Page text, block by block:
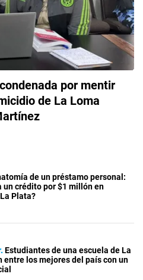
por mentir
de La Loma
de un préstamo personal:
un crédito por $1 millón en
Plata?
Estudiantes de una escuela de La
entre los mejores del país con un